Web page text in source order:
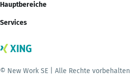
Hauptbereiche
Services
© New Work SE | Alle Rechte vorbehalten